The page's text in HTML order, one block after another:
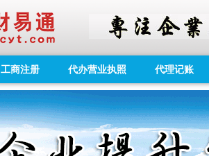
工商注册 代办营业执照 代理记账